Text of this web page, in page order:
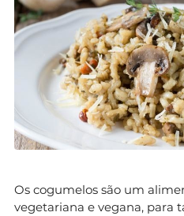
Os cogumelos são um
vegetariana e vegana, para